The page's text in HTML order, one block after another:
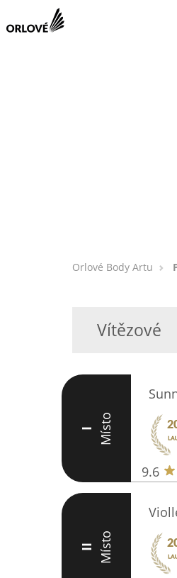
Orlové Body Artu
Vítězové
I Místo
9.6
II Místo